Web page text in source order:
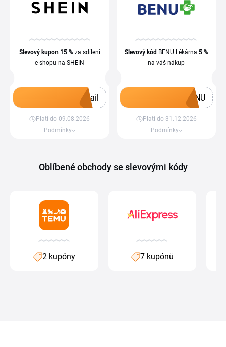
Slevový kupon 15 %za sdílení
e-shopu na SHEIN
Získat kupón
ail
Platí do 09.08.2026
Podmínky
Slevový kód BENU Lékárna 5 %
na váš nákup
Získat kupón
ENU
Platí do 31.12.2026
Podmínky
Oblíbené obchody se slevovými kódy
2 kupóny 7 kupónů